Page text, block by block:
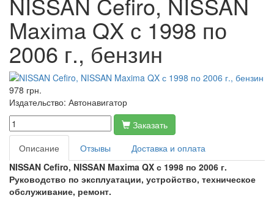
Maxima QX с 1998 по
2006 г., бензин
978 грн.
Издательство: Автонавигатор
Заказать
Описание
Отзывы
Доставка и оплата
NISSAN Cefiro, NISSAN Maxima QX с 1998 по 2006 г.
Руководство по эксплуатации, устройство, техническое
обслуживание, ремонт.